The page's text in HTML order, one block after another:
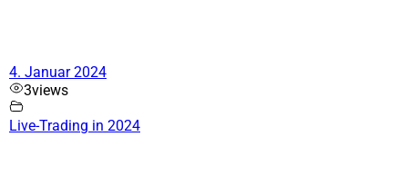
4. Januar 2024
3views
Live-Trading in 2024